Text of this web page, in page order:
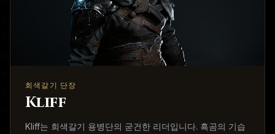
회색갈기 단장
Kliff
Kliff는 회색갈기 용병단의 굳건한 리더입니다. 흑곰의 기습